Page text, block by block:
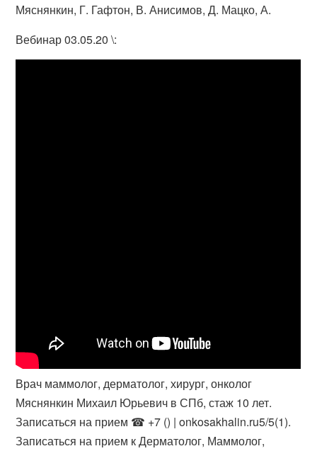
Мяснянкин, Г. Гафтон, В. Анисимов, Д. Мацко, А.
Вебинар 03.05.20 \:
Врач маммолог, дерматолог, хирург, онколог
Мяснянкин Михаил Юрьевич в СПб, стаж 10 лет.
Записаться на прием ☎ +7 () | onkosakhalin.ru5/5(1).
Записаться на прием к Дерматолог, Маммолог,